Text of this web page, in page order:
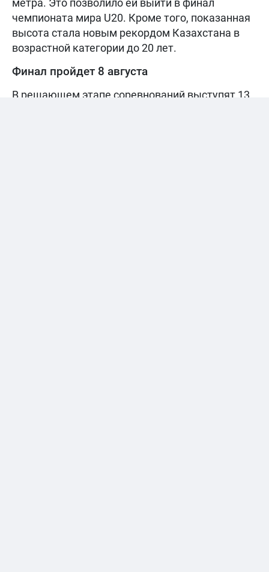
метра. Это позволило ей выйти в финал
чемпионата мира U20. Кроме того, показанная
высота стала новым рекордом Казахстана в
возрастной категории до 20 лет.
Финал пройдет 8 августа
В решающем этапе соревнований выступят 13